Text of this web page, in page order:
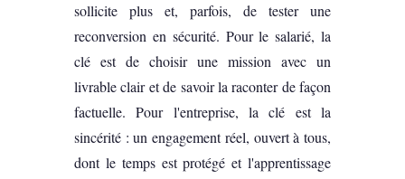
sollicite plus et, parfois, de tester une
reconversion en sécurité. Pour le salarié, la
clé est de choisir une mission avec un
livrable clair et de savoir la raconter de façon
factuelle. Pour l'entreprise, la clé est la
sincérité : un engagement réel, ouvert à tous,
dont le temps est protégé et l'apprentissage